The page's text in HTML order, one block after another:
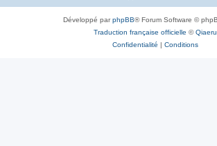
Développé parphpBB® Forum Software ©
Traduction française officielle ©Qiaeru
Confidentialité | Conditions